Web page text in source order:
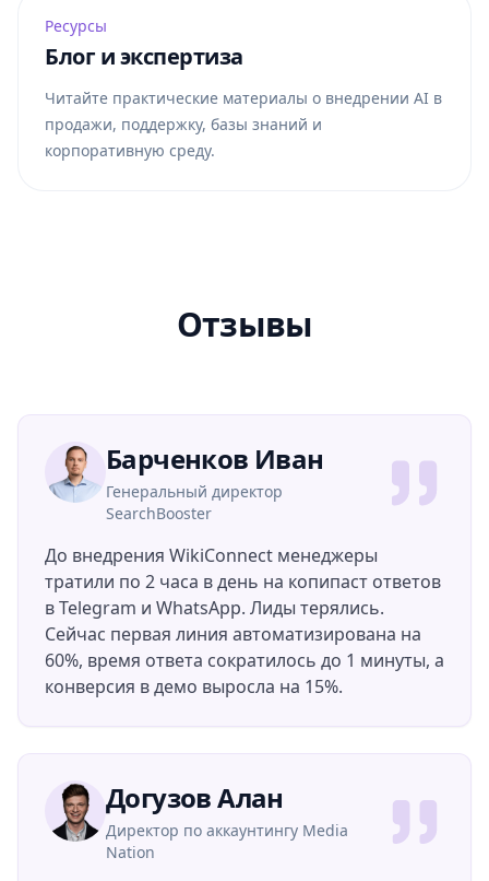
Ресурсы
Блог и экспертиза
Читайте практические материалы о внедрении AI в
продажи, поддержку, базы знаний и
корпоративную среду.
Отзывы
Барченков Иван
Генеральный директор
SearchBooster
До внедрения WikiConnect менеджеры
тратили по 2 часа в день на копипаст ответов
в Telegram и WhatsApp. Лиды терялись.
Сейчас первая линия автоматизирована на
60%, время ответа сократилось до 1 минуты, а
конверсия в демо выросла на 15%.
Догузов Алан
Директор по аккаунтингу Media
Nation